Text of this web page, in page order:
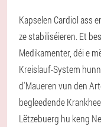
Kapselen Cardiol ass
ze stabiliséieren. Et
Medikamenter, déi e
Kreislauf-System
d'Maueren vun den
begleedende
Lëtzebuerg hu keng